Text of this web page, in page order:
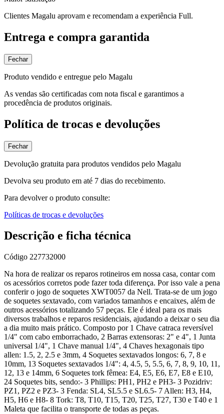
Clientes Magalu aprovam e recomendam a experiência Full.
Entrega e compra garantida
Fechar
Produto vendido e entregue pelo Magalu
As vendas são certificadas com nota fiscal e garantimos a
procedência de produtos originais.
Política de trocas e devoluções
Fechar
Devolução gratuita para produtos vendidos pelo Magalu
Devolva seu produto em até 7 dias do recebimento.
Para devolver o produto consulte:
Políticas de trocas e devoluções
Descrição e ficha técnica
Código 227732000
Na hora de realizar os reparos rotineiros em nossa casa, contar com
os acessórios corretos pode fazer toda diferença. Por isso vale a pena
conferir o jogo de soquetes XWT0057 da Nell. Trata-se de um jogo
de soquetes sextavado, com variados tamanhos e encaixes, além de
outros acessórios totalizando 57 peças. Ele é ideal para os mais
diversos trabalhos e reparos residenciais, ajudando a deixar o seu dia
a dia muito mais prático. Composto por 1 Chave catraca reversível
1/4" com cabo emborrachado, 2 Barras extensoras: 2" e 4", 1 Junta
universal 1/4", 1 Chave manual 1/4", 4 Chaves hexagonais tipo
allen: 1.5, 2, 2.5 e 3mm, 4 Soquetes sextavados longos: 6, 7, 8 e
10mm, 13 Soquetes sextavados 1/4": 4, 4.5, 5, 5.5, 6, 7, 8, 9, 10, 11,
12, 13 e 14mm, 6 Soquetes tork fêmea: E4, E5, E6, E7, E8 e E10,
24 Soquetes bits, sendo:- 3 Phillips: PH1, PH2 e PH3- 3 Pozidriv:
PZ1, PZ2 e PZ3- 3 Fenda: SL4, SL5.5 e SL6.5- 7 Allen: H3, H4,
H5, H6 e H8- 8 Tork: T8, T10, T15, T20, T25, T27, T30 e T40 e 1
Maleta que facilita o transporte de todas as peças.